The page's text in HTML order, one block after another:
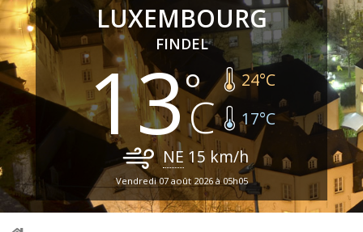
LUXEMBOURG
FINDEL
13 24°C
17°C
NE 15 km/h
Vendredi 07 août 2026 à 05h05